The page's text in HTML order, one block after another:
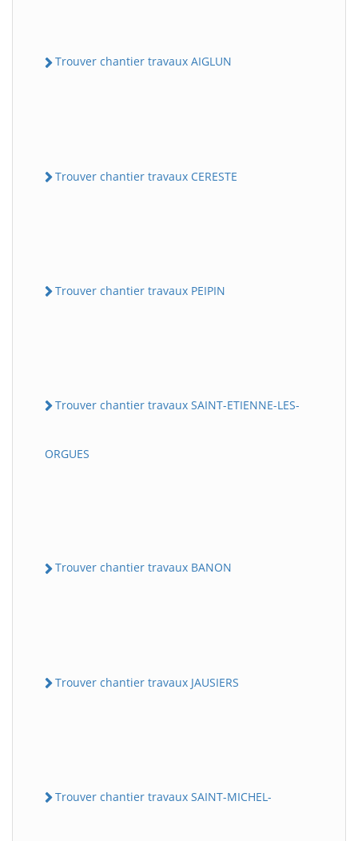
Trouver chantier travaux AIGLUN
Trouver chantier travaux CERESTE
Trouver chantier travaux PEIPIN
Trouver chantier travaux SAINT-ETIENNE-LES-
ORGUES
Trouver chantier travaux BANON
Trouver chantier travaux JAUSIERS
Trouver chantier travaux SAINT-MICHEL-